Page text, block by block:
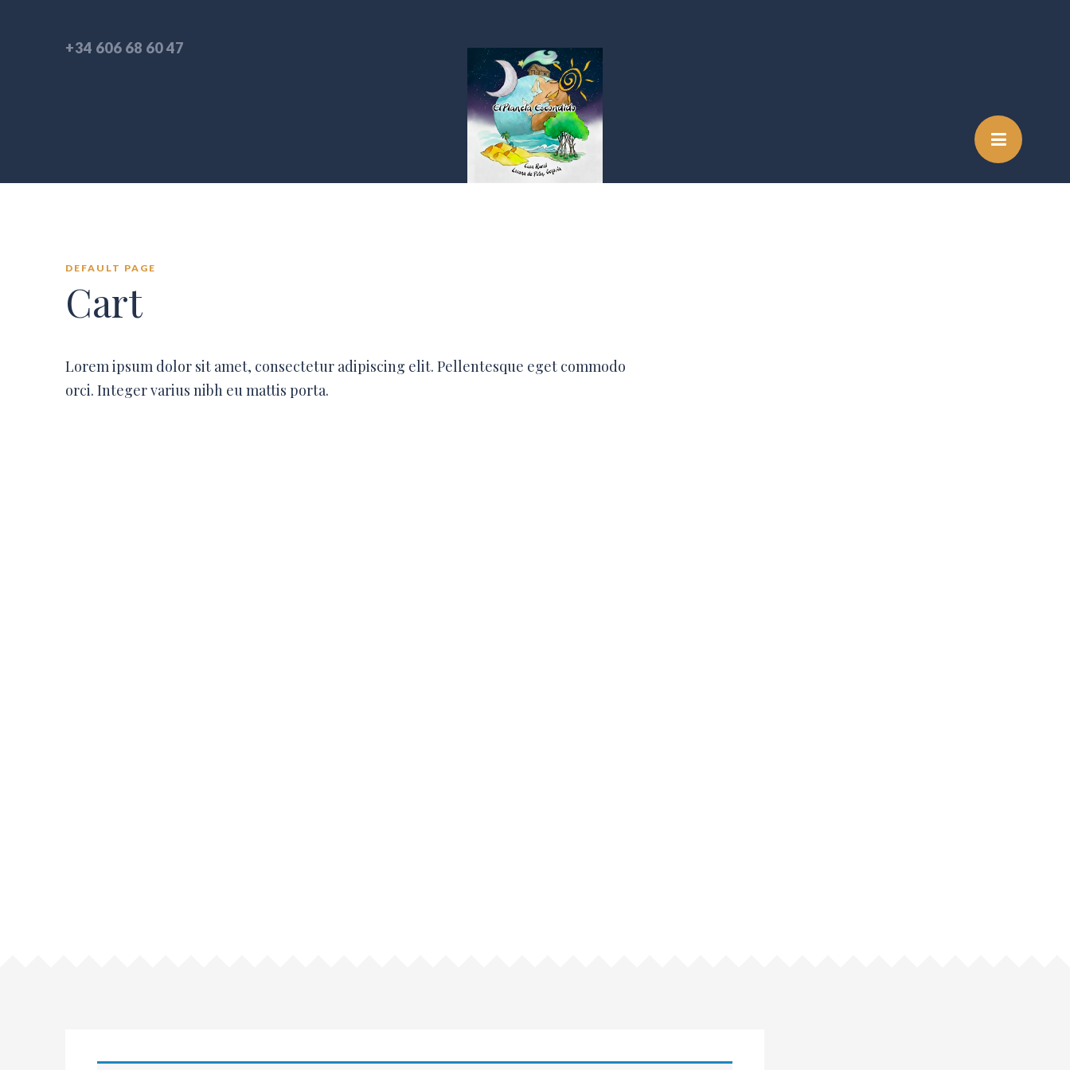
+34 606 68 60 47
DEFAULT PAGE
Cart
Lorem ipsum dolor sit amet, consectetur adipiscing elit. Pellentesque eget commodo
orci. Integer varius nibh eu mattis porta.